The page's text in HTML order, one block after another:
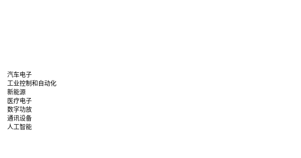
汽车电子
工业控制和自动化
新能源
医疗电子
数字功放
通讯设备
人工智能